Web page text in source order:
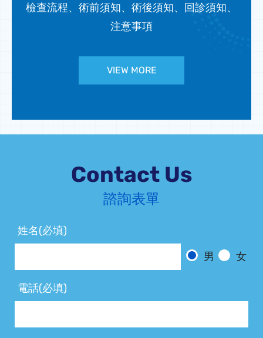
檢查流程、術前須知、術後須知、回診須知、
注意事項
VIEW MORE
Contact Us
諮詢表單
姓名(必填)
男
女
電話(必填)